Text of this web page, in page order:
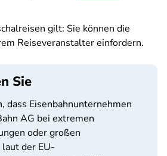
gilt: Sie können die
Reiseveranstalter einfordern.
Sie
dass Eisenbahnunternehmen
AG bei extremen
oder großen
der EU-